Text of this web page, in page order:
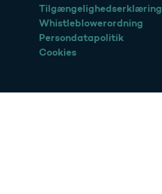
Tilgængelighedserklæring
Whistleblowerordning
Persondatapolitik
Cookies